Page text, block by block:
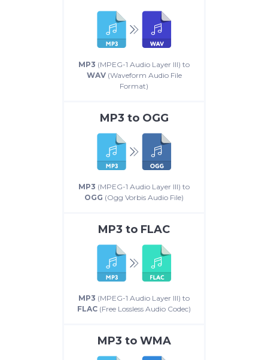
MP3 (MPEG-1 Audio Layer III) to
WAV(Waveform Audio File
Format)
MP3 to OGG
MP3 (MPEG-1 Audio Layer III) to
OGG (Ogg Vorbis Audio File)
MP3 to FLAC
MP3 (MPEG-1 Audio Layer III) to
FLAC (Free Lossless Audio Codec)
MP3 to WMA